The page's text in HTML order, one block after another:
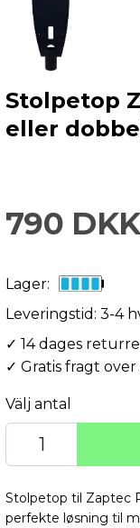
Stolpetop
eller
790 DKK
Lager:
Leveringstid: 3-4
✓ 14 dages
✓ Gratis fragt
Välj antal
Stolpetop til Zaptec
perfekte løsning til